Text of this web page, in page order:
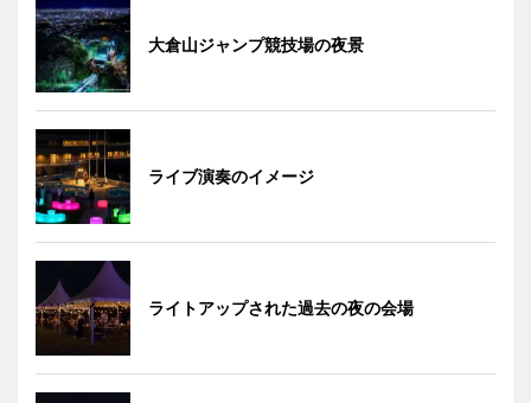
大倉山ジャンプ競技場の夜景
ライブ演奏のイメージ
ライトアップされた過去の夜の会場